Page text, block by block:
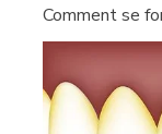
Comment se